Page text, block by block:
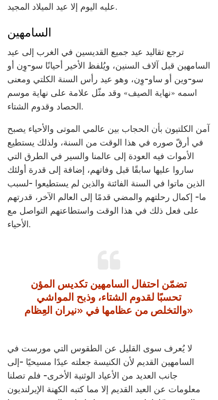
عليه اليوم إلا عيد الميلاد المجيد.
السامهين
ترجع تقاليد عيد جميع القديسين في الغرب إلى عيد
السامهين قبل آلاف السنين، ويُلفظ الأخير أحيانًا سو-وِن أو
سو-وين أو ساو-وِن، وهو عيد رأس السنة الكلتي ومعنى
اسمه «نهاية الصيف» وقد مثّل علامة على نهاية موسم
الحصاد وقدوم الشتاء.
آمن الكلتيون بأن الحجاب بين عالمي الموتى والأحياء يصبح
في أرقّ صوره في هذا الوقت من السنة، ولذلك يستطيع
الأموات فيه العودة إلى عالمنا والسير في الطرق التي
ساروا عليها سابقًا قبل وفاتهم، إضافة إلى قدرة أولئك
الذين ماتوا في السنة الفائتة والذين لم يستطيعوا -لسبب
ما- إكمال رحلتهم والمضي قدمًا إلى العالم الآخر، قدرتهم
على فعل ذلك في هذا الوقت واستطاعتهم التواصل مع
الأحياء.
تضمّن احتفال السامهين تكديس المؤن
تحسبًا لقدوم الشتاء، وذبح المواشي
والتخلص من عظامها في «نيران العِظام»
لا يُعرف سوى القليل عن الطقوس التي مورست في
السامهين القديم لأن الكنيسة جعلته عيدًا مسيحيًا -إلى
جانب العديد من الأعياد الوثنية الأخرى- فلم تصلنا
معلومات عن العيد القديم إلا مما كتبه الكهنة الإيرلنديون